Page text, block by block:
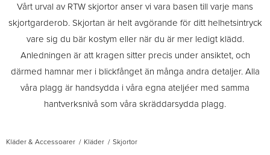
Vårt urval av RTW skjortor anser vi vara basen till varje mans
skjortgarderob. Skjortan är helt avgörande för ditt helhetsintryck
vare sig du bär kostym eller när du är mer ledigt klädd.
Anledningen är att kragen sitter precis under ansiktet, och
därmed hamnar mer i blickfånget än många andra detaljer. Alla
våra plagg är handsydda i våra egna ateljéer med samma
hantverksnivå som våra skräddarsydda plagg.
Kläder & Accessoarer Kläder Skjortor